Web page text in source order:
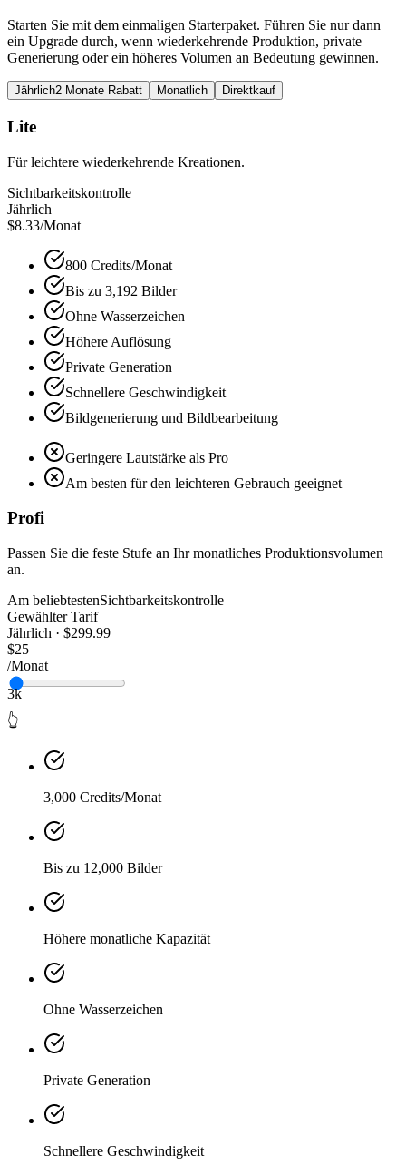
Starten Sie mit dem einmaligen Starterpaket. Führen Sie nur dann
ein Upgrade durch, wenn wiederkehrende Produktion, private
Generierung oder ein höheres Volumen an Bedeutung gewinnen.
Jährlich2 Monate Rabatt Monatlich Direktkauf
Lite
Für leichtere wiederkehrende Kreationen.
Sichtbarkeitskontrolle
Jährlich
$8.33/Monat
800 Credits/Monat
Bis zu 3,192 Bilder
Ohne Wasserzeichen
Höhere Auflösung
Private Generation
Schnellere Geschwindigkeit
Bildgenerierung und Bildbearbeitung
Geringere Lautstärke als Pro
Am besten für den leichteren Gebrauch geeignet
Profi
Passen Sie die feste Stufe an Ihr monatliches Produktionsvolumen
an.
Am beliebtestenSichtbarkeitskontrolle
Gewählter Tarif
Jährlich · $299.99
$25
/Monat
3k
👆
3,000 Credits/Monat
Bis zu 12,000 Bilder
Höhere monatliche Kapazität
Ohne Wasserzeichen
Private Generation
Schnellere Geschwindigkeit